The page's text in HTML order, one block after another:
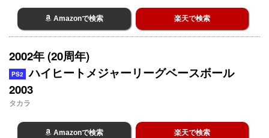
Amazonで検索 楽天で検索
2002年 (20周年)
PS2
ハイヒートメジャーリーグベースボール
2003
タカラ
Amazonで検索 楽天で検索